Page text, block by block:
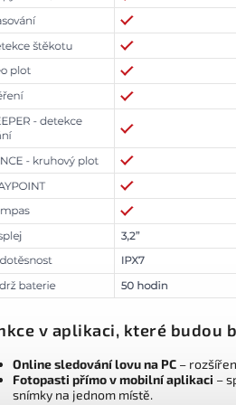
v aplikaci, které budou
Online sledování lovu na PC –
Fotopasti přímo v mobilní aplikaci –
snímky na jednom místě.